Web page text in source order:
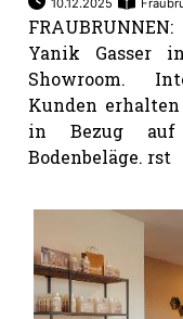
10.12.2025
Yanik Gasser
Showroom.
Kunden
in Bezug auf
Bodenbeläge. rst